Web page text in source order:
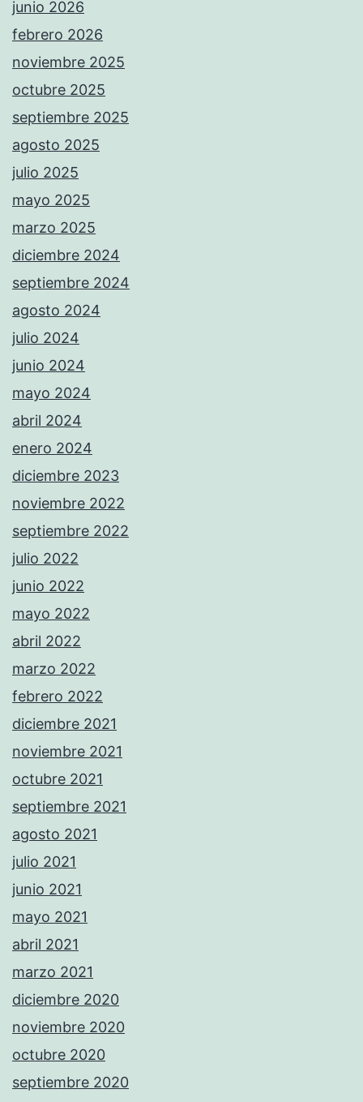
junio 2026
febrero 2026
noviembre 2025
octubre 2025
septiembre 2025
agosto 2025
julio 2025
mayo 2025
marzo 2025
diciembre 2024
septiembre 2024
agosto 2024
julio 2024
junio 2024
mayo 2024
abril 2024
enero 2024
diciembre 2023
noviembre 2022
septiembre 2022
julio 2022
junio 2022
mayo 2022
abril 2022
marzo 2022
febrero 2022
diciembre 2021
noviembre 2021
octubre 2021
septiembre 2021
agosto 2021
julio 2021
junio 2021
mayo 2021
abril 2021
marzo 2021
diciembre 2020
noviembre 2020
octubre 2020
septiembre 2020